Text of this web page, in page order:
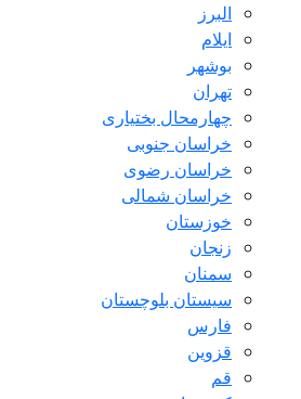
البرز
ایلام
بوشهر
تهران
چهارمحال بختیاری
خراسان جنوبی
خراسان رضوی
خراسان شمالی
خوزستان
زنجان
سمنان
سیستان بلوچستان
فارس
قزوین
قم